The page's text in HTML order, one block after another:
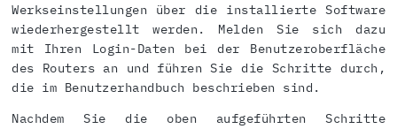
Werkseinstellungen über die installierte Software
wiederhergestellt werden. Melden Sie sich dazu
mit Ihren Login-Daten bei der Benutzeroberfläche
des Routers an und führen Sie die Schritte durch,
die im Benutzerhandbuch beschrieben sind.
Nachdem Sie die oben aufgeführten Schritte